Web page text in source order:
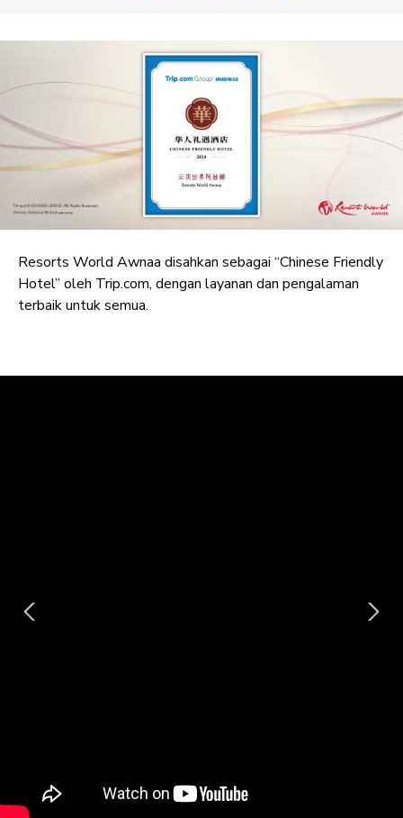
Resorts World Awnaa disahkan sebagai “Chinese Friendly
Hotel” oleh Trip.com, dengan layanan dan pengalaman
terbaik untuk semua.